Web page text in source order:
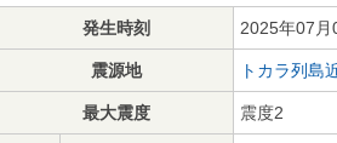
発生時刻 2025年07
震源地 トカラ列島
最大震度 震度2